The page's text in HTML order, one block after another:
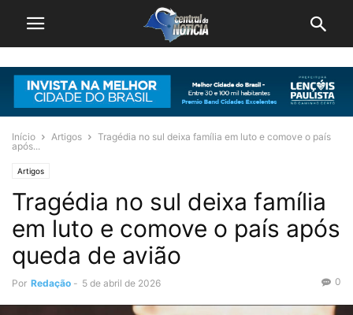
Início Artigos
Tragédia no sul deixa família em luto e comove o país
após...
Artigos
Tragédia no sul deixa família
em luto e comove o país após
queda de avião
Por Redação - 5 de abril de 2026 0